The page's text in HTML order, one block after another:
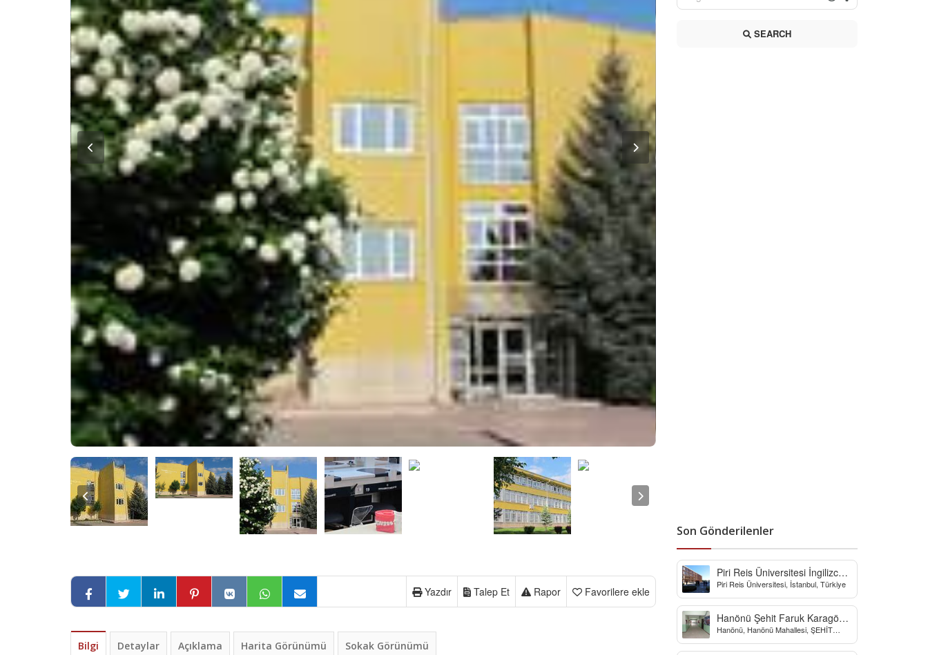
Favorilere ekle
Rapor
Talep Et
Yazdır
Bilgi Detaylar Açıklama Harita Görünümü Sokak Görünümü
SEARCH
Son Gönderilenler
Piri Reis Üniversitesi İngilizce
Hazırlık Bölümü
Piri Reis Üniversitesi, İstanbul, Türkiye
Hanönü Şehit Faruk Karagöz
Yatılı Bölge Ortaokulu
Hanönü, Hanönü Mahallesi, ŞEHİT
Sokak, Kastamonu, Türkiye